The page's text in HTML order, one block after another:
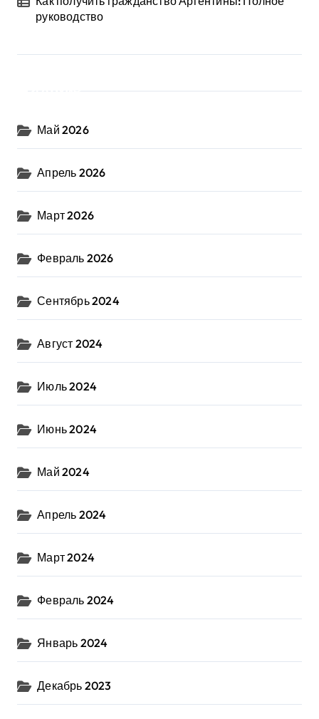
руководство
Май 2026
Апрель 2026
Март 2026
Февраль 2026
Сентябрь 2024
Август 2024
Июль 2024
Июнь 2024
Май 2024
Апрель 2024
Март 2024
Февраль 2024
Январь 2024
Декабрь 2023